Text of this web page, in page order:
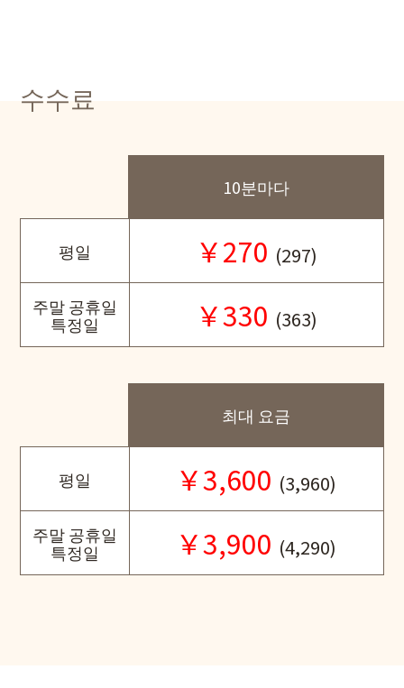
수수료
10분마다
평일 ￥270 (297)
주말 공휴일
특정일 ￥330 (363)
최대 요금
평일 ￥3,600 (3,960)
주말 공휴일
특정일 ￥3,900 (4,290)